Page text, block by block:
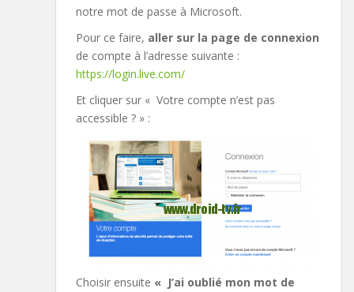
notre mot de passe à Microsoft.
Pour ce faire, aller sur la page de connexion
de compte à l’adresse suivante :
https://login.live.com/
Et cliquer sur « Votre compte n’est pas
accessible ? » :
Choisir ensuite « J’ai oublié mon mot de